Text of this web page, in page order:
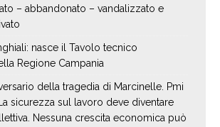
– abbandonato – vandalizzato e
nasce il Tavolo tecnico
Regione Campania
della tragedia di Marcinelle. Pmi
sicurezza sul lavoro deve diventare
Nessuna crescita economica può